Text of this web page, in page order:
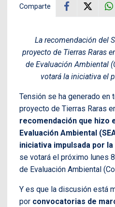
Comparte
La recomendación del
proyecto de Tierras Raras
de Evaluación Ambiental
votará la iniciativa el
Tensión se ha generado en
proyecto de Tierras Raras
recomendación que hizo
Evaluación Ambiental
iniciativa impulsada por
se votará el próximo lunes
de Evaluación Ambiental
Y es que la discusión está
por convocatorias de